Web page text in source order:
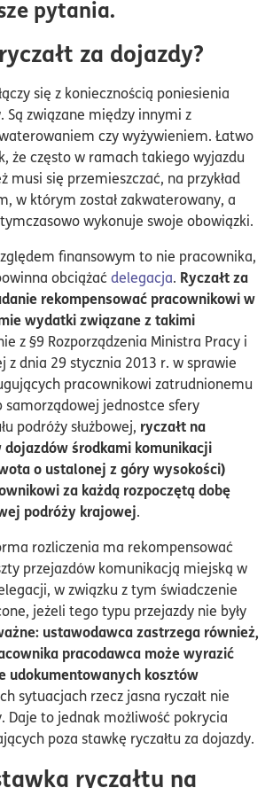
pytania.
za dojazdy?
się z koniecznością poniesienia
Są związane między innymi z
czy wyżywieniem. Łatwo
że często w ramach takiego wyjazdu
musi się przemieszczać, na przykład
w którym został zakwaterowany, a
wykonuje swoje obowiązki.
finansowym to nie pracownika,
obciążaćdelegacja. Ryczałt za
rekompensować pracownikowi w
wydatki związane z takimi
z §9 Rozporządzenia Ministra Pracy i
z dnia 29 stycznia 2013 r. w sprawie
pracownikowi zatrudnionemu
samorządowej jednostce sfery
podróży służbowej, ryczałt na
środkami komunikacji
o ustalonej z góry wysokości)
za każdą rozpoczętą dobę
podróży krajowej.
rozliczenia ma rekompensować
przejazdów komunikacją miejską w
w związku z tym świadczenie
jeżeli tego typu przejazdy nie były
ustawodawca zastrzega również,
pracodawca może wyrazić
udokumentowanych kosztów
sytuacjach rzecz jasna ryczałt nie
Daje to jednak możliwość pokrycia
poza stawkę ryczałtu za dojazdy.
ryczałtu na